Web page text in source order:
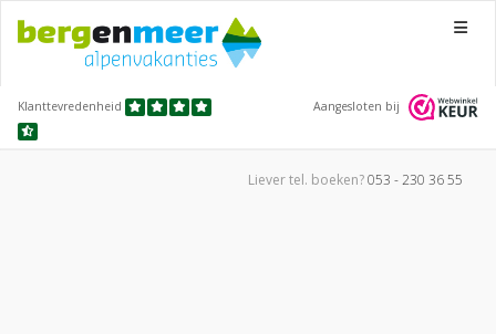
Menu
Klanttevredenheid Aangesloten bij
Liever tel. boeken?053 - 230 36 55